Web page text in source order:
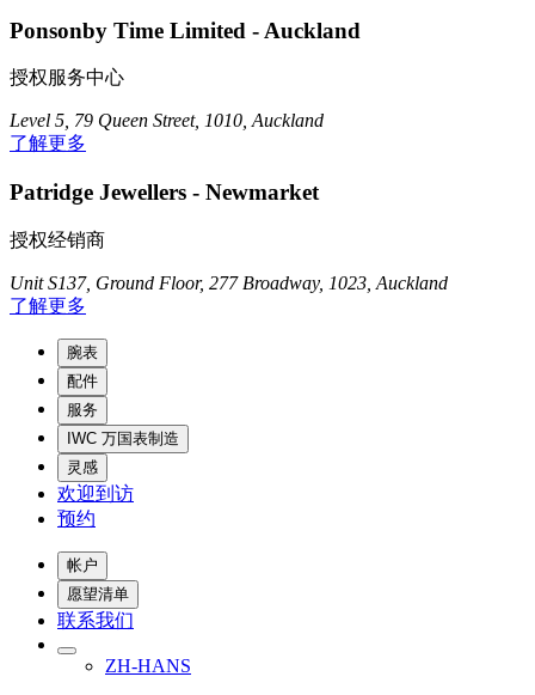
Ponsonby Time Limited - Auckland
授权服务中心
Level 5, 79 Queen Street, 1010, Auckland
了解更多
Patridge Jewellers - Newmarket
授权经销商
Unit S137, Ground Floor, 277 Broadway, 1023, Auckland
了解更多
腕表
配件
服务
IWC 万国表制造
灵感
欢迎到访
预约
帐户
愿望清单
联系我们
ZH-HANS